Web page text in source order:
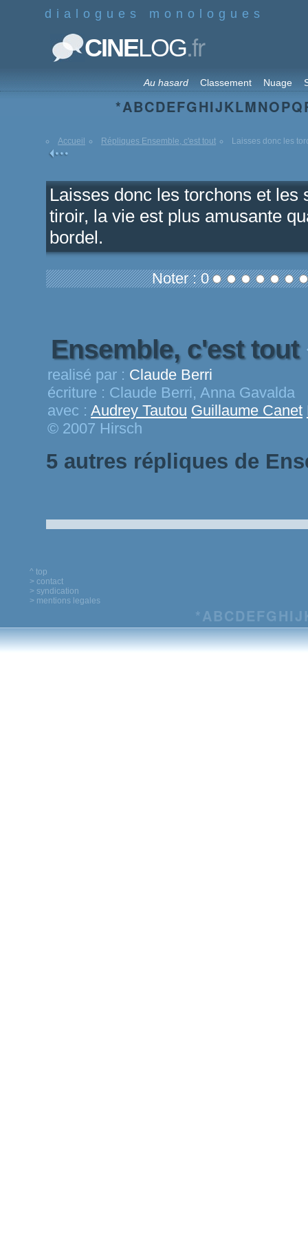
dialogues monologues
CINELOG.fr
Au hasard Classement Nuage
*ABCDEFGHIJKLMNOPQ
Accueil Répliques Ensemble, c'est tout Laisses donc les
Laisses donc les torchons et les
tiroir, la vie est plus amusante
bordel.
Noter : 0
Ensemble, c'est tout
realisé par : Claude Berri
écriture : Claude Berri, Anna Gavalda
avec : Audrey Tautou Guillaume Canet
© 2007 Hirsch
5 autres répliques de
^ top
> contact
> syndication
> mentions legales
*ABCDEFG HIJ